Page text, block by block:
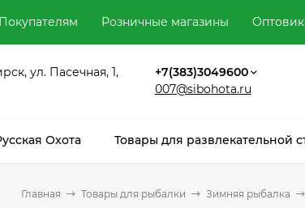
Покупателям Розничные магазины
ул. Пасечная, 1,
+7(383)3049600
007@sibohota.ru
Охота Товары для развлекательной
Главная Товары для рыбалки Зимняя рыбалка